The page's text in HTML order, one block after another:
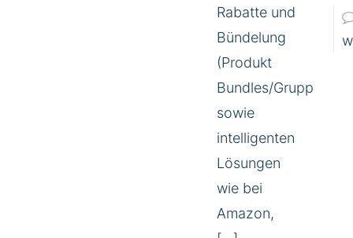
Rabatte und
Bündelung
(Produkt
Bundles/Gruppen)
sowie
intelligenten
Lösungen
wie bei
Amazon,